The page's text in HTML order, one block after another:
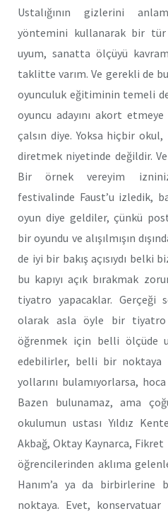
Ustalığının gizlerini
yöntemini kullanarak bir
uyum, sanatta ölçüyü
taklitte varım. Ve gerekli de
oyunculuk eğitiminin temeli
oyuncu adayını akort etmeye
çalsın diye. Yoksa hiçbir
diretmek niyetinde değildir.
Bir örnek vereyim
festivalinde Faust’u izledik,
oyun diye geldiler, çünkü
bir oyundu ve alışılmışın
de iyi bir bakış açısıydı belki
bu kapıyı açık bırakmak
tiyatro yapacaklar. Gerçeği
olarak asla öyle bir tiyatro
öğrenmek için belli ölçüde
edebilirler, belli bir noktaya
yollarını bulamıyorlarsa,
Bazen bulunamaz, ama
okulumun ustası Yıldız
Akbağ, Oktay Kaynarca,
öğrencilerinden aklıma
Hanım’a ya da birbirlerine
noktaya. Evet,